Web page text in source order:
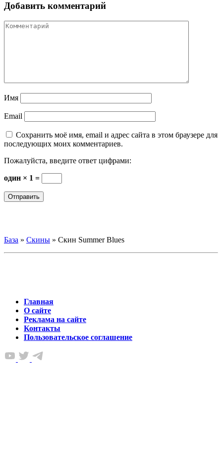
Добавить комментарий
Имя
Email
Сохранить моё имя, email и адрес сайта в этом браузере для
последующих моих комментариев.
Пожалуйста, введите ответ цифрами:
один × 1 =
База » Скины » Скин Summer Blues
Главная
О сайте
Реклама на сайте
Контакты
Пользовательское соглашение